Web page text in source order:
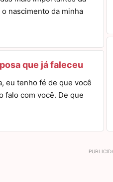
nascimento da minha
que já faleceu
eu tenho fé de que você
falo com você. De que